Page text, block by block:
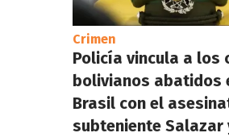
Crimen
Policía vincula a los
bolivianos abatidos
Brasil con el
subteniente Salazar